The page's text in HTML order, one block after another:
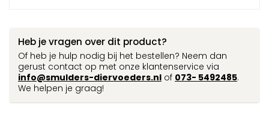
Heb je vragen over dit product?
Of heb je hulp nodig bij het bestellen? Neem dan
gerust contact op met onze klantenservice via
info@smulders-diervoeders.nl of 073- 5492485.
We helpen je graag!